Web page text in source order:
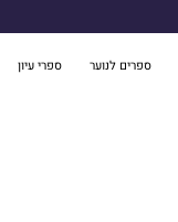
ספרים לנוער ספרי עיון